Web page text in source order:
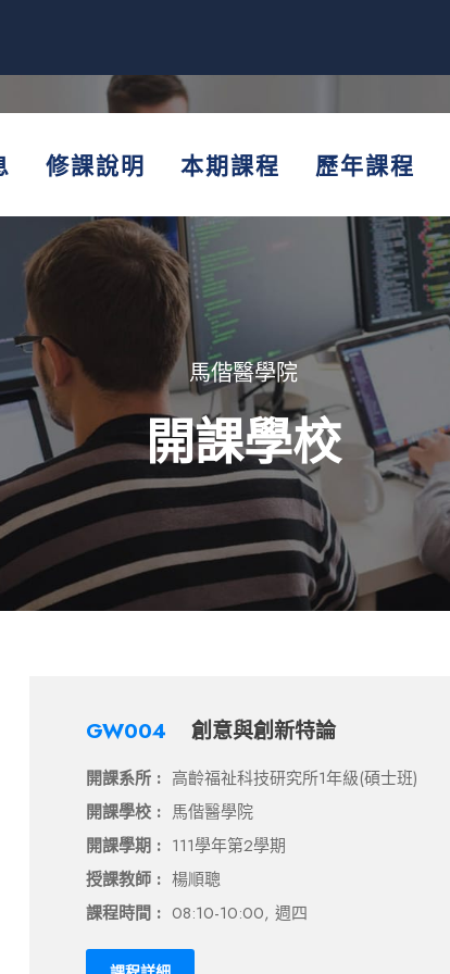
修課說明 本期課程 歷年課程
馬偕醫學院
開課學校
GW004 創意與創新特論
開課系所 : 高齡福祉科技研究所1年級(碩士班)
開課學校 : 馬偕醫學院
開課學期 : 111學年第2學期
授課教師 : 楊順聰
課程時間 : 08:10-10:00, 週四